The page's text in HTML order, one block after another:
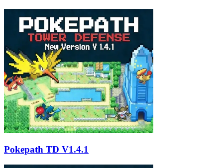
Pokepath TD V1.4.1